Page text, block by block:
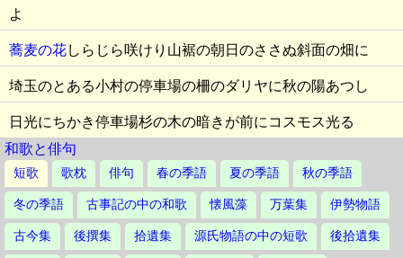
よ
蕎麦の花しらじら咲けり山裾の朝日のささぬ斜面の畑に
埼玉のとある小村の停車場の柵のダリヤに秋の陽あつし
日光にちかき停車場杉の木の暗きが前にコスモス光る
和歌と俳句
短歌 歌枕 俳句 春の季語 夏の季語 秋の季語
冬の季語 古事記の中の和歌 懐風藻 万葉集 伊勢物語
古今集 後撰集 拾遺集 源氏物語の中の短歌 後拾遺集